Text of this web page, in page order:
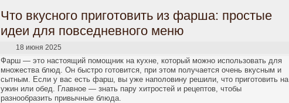
Что вкусного приготовить из фарша: простые
идеи для повседневного меню
18 июня 2025
Фарш — это настоящий помощник на кухне, который можно использовать для
множества блюд. Он быстро готовится, при этом получается очень вкусным и
сытным. Если у вас есть фарш, вы уже наполовину решили, что приготовить на
ужин или обед. Главное — знать пару хитростей и рецептов, чтобы
разнообразить привычные блюда.